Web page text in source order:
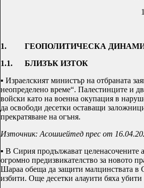
1.
ГЕОПОЛИТИЧЕСКА
1.1.
БЛИЗЪК ИЗТОК
▪ Израелският министър на отбраната
неопределено време“. Палестинците и
войски като на военна окупация в
да освободи десетки оставащи
прекратяване на огъня.
Източник: Асошиейтед прес от
▪ В Сирия продължават целенасочените
огромно предизвикателство за новото
Шараа обеща да защити малцинствата в
избити. Още десетки алауити бяха